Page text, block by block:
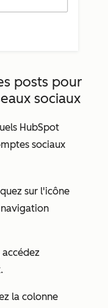
posts pour
sociaux
HubSpot
sociaux
sur l'icône
accédez
.
la colonne